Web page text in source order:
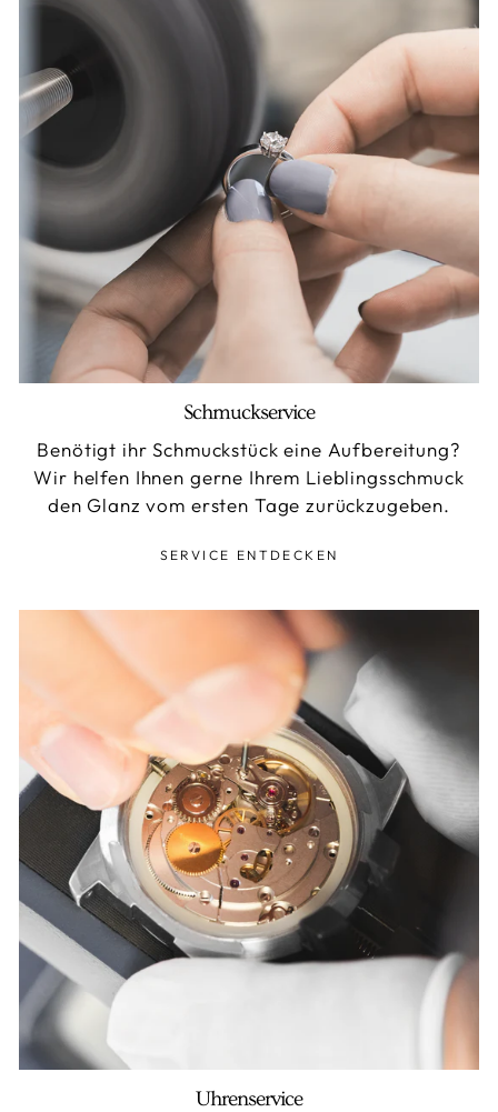
Schmuckservice
Benötigt ihr Schmuckstück eine Aufbereitung?
Wir helfen Ihnen gerne Ihrem Lieblingsschmuck
den Glanz vom ersten Tage zurückzugeben.
SERVICE ENTDECKEN
Uhrenservice